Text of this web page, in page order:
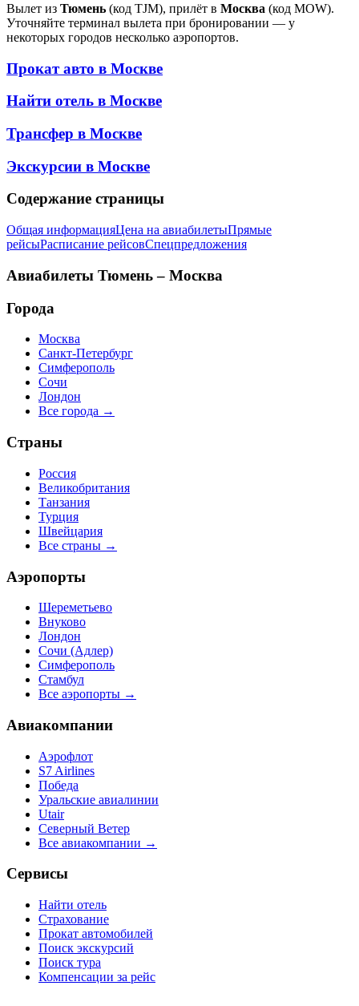
Вылет из Тюмень (код TJM), прилёт в Москва (код MOW).
Уточняйте терминал вылета при бронировании — у
некоторых городов несколько аэропортов.
Прокат авто в Москве
Найти отель в Москве
Трансфер в Москве
Экскурсии в Москве
Содержание страницы
Общая информацияЦена на авиабилетыПрямые
рейсыРасписание рейсовСпецпредложения
Авиабилеты Тюмень – Москва
Города
Москва
Санкт-Петербург
Симферополь
Сочи
Лондон
Все города →
Страны
Россия
Великобритания
Танзания
Турция
Швейцария
Все страны →
Аэропорты
Шереметьево
Внуково
Лондон
Сочи (Адлер)
Симферополь
Стамбул
Все аэропорты →
Авиакомпании
Аэрофлот
S7 Airlines
Победа
Уральские авиалинии
Utair
Северный Ветер
Все авиакомпании →
Сервисы
Найти отель
Страхование
Прокат автомобилей
Поиск экскурсий
Поиск тура
Компенсации за рейс